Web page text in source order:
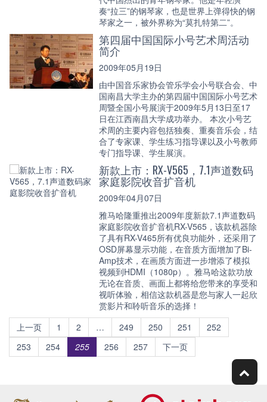
奏“拉三”的钢琴家，也是世界上弹得快的钢
琴家之一，被外界称为“莫扎特第二”。
第四届中国国际小号艺术周活动
简介
2009年05月19日
由中国音乐家协会管乐学会小号联合会、中
国南昌大学主办的第四届中国国际小号艺术
周暨全国小号展演于2009年5月13日至17
日在江西南昌大学成功举办。 本次小号艺
术周的主要内容包括独奏、重奏音乐会，结
合了专家课、学生练习指导课以及小号教师
专门指导课、学生展演。
新款上市：RX-V565，7.1声道数码
家庭影院收音扩音机
2009年04月07日
雅马哈隆重推出2009年度新款7.1声道数码
家庭影院收音扩音机RX-V565，该款机器除
了具有RX-V465所有优良功能外，还采用了
OSD屏幕显示功能，在音质方面增加了Bi-
Amp技术，在画质方面进一步增添了模拟
视频到HDMI（1080p）。雅马哈这款功放
无论在音质、画面上都将给您带来的享受和
视听体验，相信这款机器是您与家人一起欣
赏影片和聆听音乐的选择！
上一页
1 2 … 249 250 251
252
253
254 255 256 257 下一页